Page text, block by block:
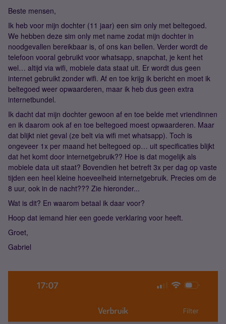
Beste mensen,
Ik heb voor mijn dochter (11 jaar) een sim only met beltegoed.
We hebben deze sim only met name zodat mijn dochter in
noodgevallen bereikbaar is, of ons kan bellen. Verder wordt de
telefoon vooral gebruikt voor whatsapp, snapchat, je kent het
wel… altijd via wifi, mobiele data staat uit. Er wordt dus geen
internet gebruikt zonder wifi. Af en toe krijg ik bericht en moet ik
beltegoed weer opwaarderen, maar ik heb dus geen extra
internetbundel.
Ik dacht dat mijn dochter gewoon af en toe belde met vriendinnen
en ik daarom ook af en toe beltegoed moest opwaarderen. Maar
dat blijkt niet geval (ze belt via wifi met whatsapp). Toch is
ongeveer 1x per maand het beltegoed op… uit specificaties blijkt
dat het komt door internetgebruik?? Hoe is dat mogelijk als
mobiele data uit staat? Bovendien het betreft 3x per dag op vaste
tijden een heel kleine hoeveelheid internetgebruik. Precies om de
8 uur, ook in de nacht??? Zie hieronder...
Wat is dit? En waarom betaal ik daar voor?
Hoop dat iemand hier een goede verklaring voor heeft.
Groet,
Gabriel